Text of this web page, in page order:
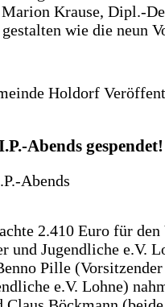
Krause, Dipl.-
wie die neun
Holdorf
Abends gespendet!
2.410 Euro für den
und Jugendliche e.V.
Pille
e.V. Lohne)